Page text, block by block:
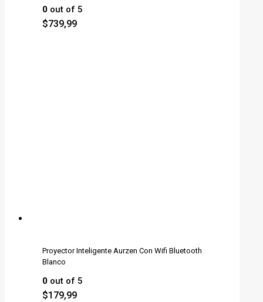
0 out of 5
$739,99
Proyector Inteligente Aurzen Con Wifi Bluetooth
Blanco
0 out of 5
$179,99